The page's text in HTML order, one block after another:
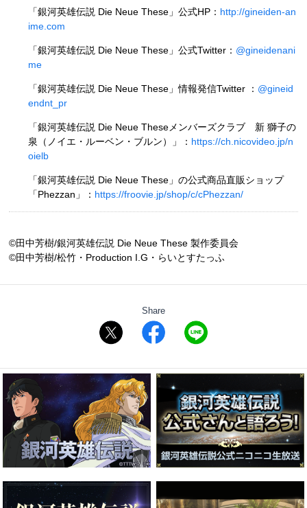
「銀河英雄伝説 Die Neue These」公式HP： http://gineiden-an
ime.com
「銀河英雄伝説 Die Neue These」公式Twitter： @gineidenani
me
「銀河英雄伝説 Die Neue These」情報発信Twitter ： @gineid
endnt_pr
「銀河英雄伝説 Die Neue Theseメンバーズクラブ 新 獅子の
泉（ノイエ・ルーベン・ブルン）」： https://ch.nicovideo.jp/n
oielb
「銀河英雄伝説 Die Neue These」の公式商品直販ショップ
「Phezzan」： https://froovie.jp/shop/c/cPhezzan/
©田中芳樹/銀河英雄伝説 Die Neue These 製作委員会
©田中芳樹/松竹・Production I.G・らいとすたっふ
Share